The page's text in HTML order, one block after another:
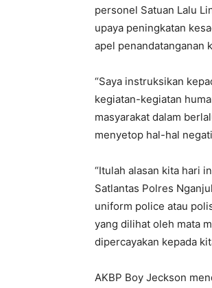
personel Satuan Lalu
upaya peningkatan
apel penandatanganan
“Saya instruksikan
kegiatan-kegiatan
masyarakat dalam
menyetop hal-hal
“Itulah alasan kita hari
Satlantas Polres
uniform police atau
yang dilihat oleh mata
dipercayakan kepada
AKBP Boy Jeckson